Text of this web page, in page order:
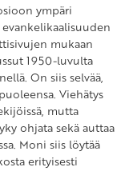
ympäri
mukaan
1950-luvulta
On siis selvää,
Viehätys
mutta
ohjata sekä auttaa
Moni siis löytää
erityisesti